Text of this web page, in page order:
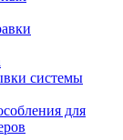
системы
для